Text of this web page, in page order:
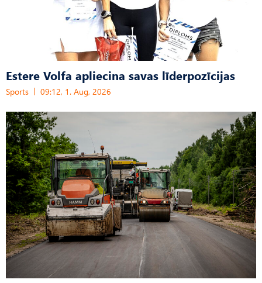
Estere Volfa apliecina savas līderpozīcijas
Sports 09:12, 1. Aug, 2026